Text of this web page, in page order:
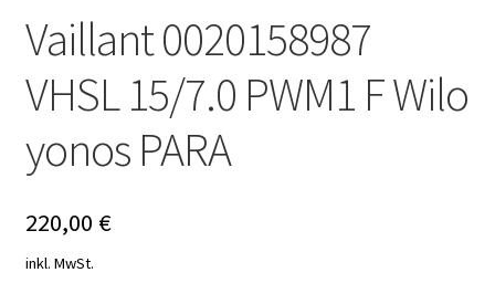
Vaillant 0020158987
VHSL 15/7.0 PWM1 F Wilo
yonos PARA
220,00 €
inkl. MwSt.